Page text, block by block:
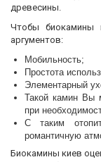
древесины.
Чтобы биокамины
аргументов:
Мобильность;
Простота
Элементарный
Такой камин Вы
при
С таким
романтичную
Биокамины киев